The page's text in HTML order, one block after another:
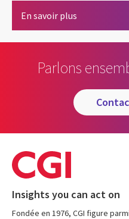
En savoir plus L’Agence
Parlons
Insights you can act on
Fondée en 1976, CGI figure